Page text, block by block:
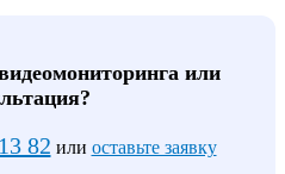
или
82 или оставьте заявку